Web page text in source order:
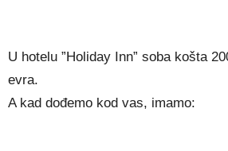
U hotelu ”Holiday Inn” soba košta
evra.
A kad dođemo kod vas, imamo: